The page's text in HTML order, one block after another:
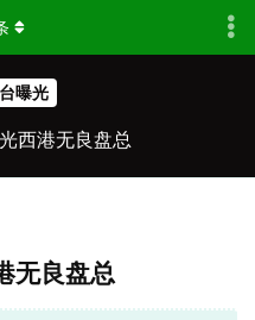
曝光
西港无良盘总
无良盘总